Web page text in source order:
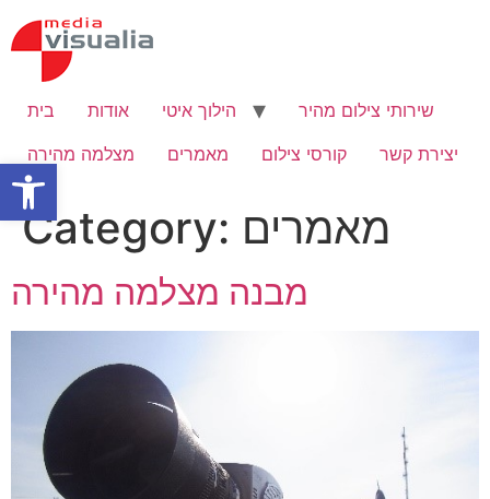
Open toolbar
to
בית אודות הילוך איטי
שירותי צילום מהיר
מצלמה מהירה
מאמרים קורסי צילום יצירת קשר
Category: מאמרים
מבנה מצלמה מהירה